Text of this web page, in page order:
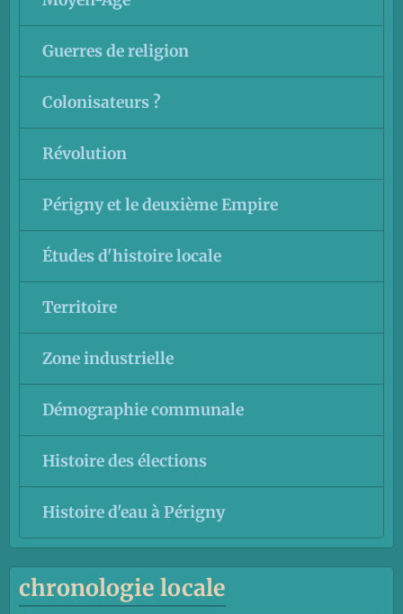
Guerres de religion
Colonisateurs ?
Révolution
Périgny et le deuxième Empire
Études d'histoire locale
Territoire
Zone industrielle
Démographie communale
Histoire des élections
Histoire d'eau à Périgny
chronologie locale